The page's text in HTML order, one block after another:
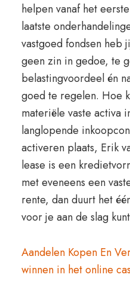
helpen vanaf het
laatste
vastgoed fondsen heb
geen zin in gedoe, te
belastingvoordeel én
goed te regelen. Hoe
materiële vaste activa
langlopende
activeren plaats, Erik
lease is een
met eveneens een
rente, dan duurt het
voor je aan de slag
Aandelen Kopen En
winnen in het online